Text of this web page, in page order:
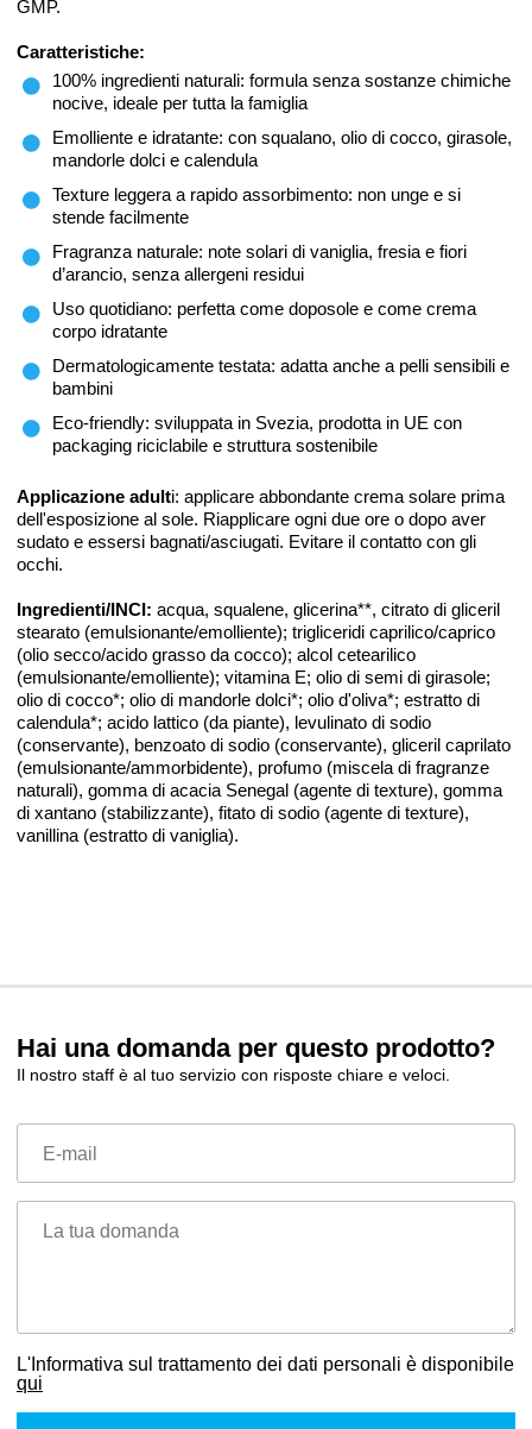
GMP.
Caratteristiche:
100% ingredienti naturali: formula senza sostanze chimiche
nocive, ideale per tutta la famiglia
Emolliente e idratante: con squalano, olio di cocco, girasole,
mandorle dolci e calendula
Texture leggera a rapido assorbimento: non unge e si
stende facilmente
Fragranza naturale: note solari di vaniglia, fresia e fiori
d’arancio, senza allergeni residui
Uso quotidiano: perfetta come doposole e come crema
corpo idratante
Dermatologicamente testata: adatta anche a pelli sensibili e
bambini
Eco-friendly: sviluppata in Svezia, prodotta in UE con
packaging riciclabile e struttura sostenibile
Applicazione adulti: applicare abbondante crema solare prima
dell'esposizione al sole. Riapplicare ogni due ore o dopo aver
sudato e essersi bagnati/asciugati. Evitare il contatto con gli
occhi.
Ingredienti/INCI: acqua, squalene, glicerina**, citrato di gliceril
stearato (emulsionante/emolliente); trigliceridi caprilico/caprico
(olio secco/acido grasso da cocco); alcol cetearilico
(emulsionante/emolliente); vitamina E; olio di semi di girasole;
olio di cocco*; olio di mandorle dolci*; olio d'oliva*; estratto di
calendula*; acido lattico (da piante), levulinato di sodio
(conservante), benzoato di sodio (conservante), gliceril caprilato
(emulsionante/ammorbidente), profumo (miscela di fragranze
naturali), gomma di acacia Senegal (agente di texture), gomma
di xantano (stabilizzante), fitato di sodio (agente di texture),
vanillina (estratto di vaniglia).
Hai una domanda per questo prodotto?
Il nostro staff è al tuo servizio con risposte chiare e veloci.
E-mail
La tua domanda
L'Informativa sul trattamento dei dati personali è disponibile
qui